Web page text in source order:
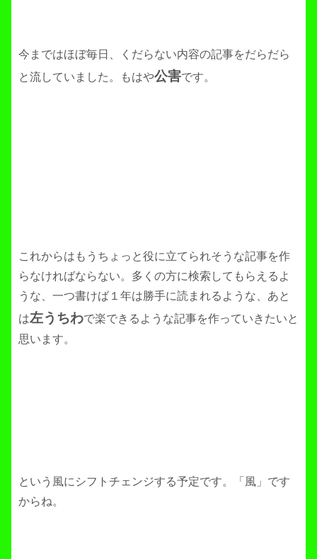
今まではほぼ毎日、くだらない内容の記事をだらだら
と流していました。もはや公害です。
これからはもうちょっと役に立てられそうな記事を作
らなければならない。多くの方に検索してもらえるよ
うな、一つ書けば１年は勝手に読まれるような、あと
は左うちわで楽できるような記事を作っていきたいと
思います。
という風にシフトチェンジする予定です。「風」です
からね。